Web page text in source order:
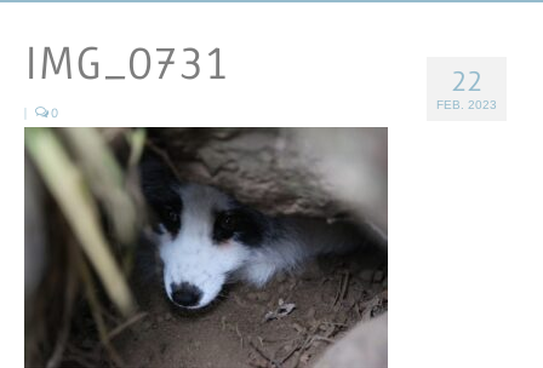
Pat*in werden
Patenschaft verschenken
Blog
FAQ
22
FEB. 2023
IMG_0731
| 0